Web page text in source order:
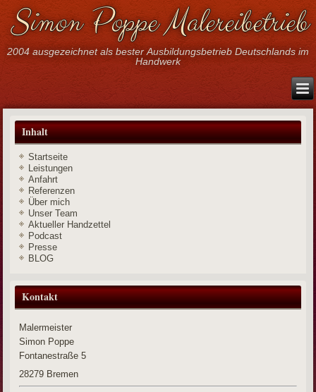
Simon Poppe Malereibetrieb
2004 ausgezeichnet als bester Ausbildungsbetrieb Deutschlands im
Handwerk
Inhalt
Startseite
Leistungen
Anfahrt
Referenzen
Über mich
Unser Team
Aktueller Handzettel
Podcast
Presse
BLOG
Kontakt
Malermeister
Simon Poppe
Fontanestraße 5
28279 Bremen